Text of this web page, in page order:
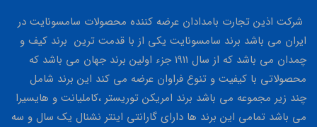
شرکت اذین تجارت بامدادان عرضه کننده محصولات سامسونایت در
ایران می باشد برند سامسونایت یکی از با قدمت ترین برند کیف و
چمدان می باشد که از سال 1911 جزء اولین برند جهان می باشد که
محصولاتی با کیفیت و تنوع فراوان عرضه می کند این برند شامل
چند زیر مجموعه می باشد برند امریکن توریستر ،کاملیانت و هایسیرا
می باشد تمامی این برند ها دارای گارانتی اینتر نشنال یک سال و سه